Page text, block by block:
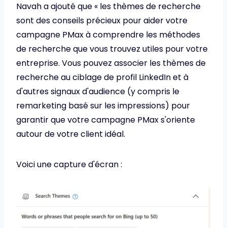
Navah a ajouté que « les thèmes de recherche
sont des conseils précieux pour aider votre
campagne PMax à comprendre les méthodes
de recherche que vous trouvez utiles pour votre
entreprise. Vous pouvez associer les thèmes de
recherche au ciblage de profil LinkedIn et à
d'autres signaux d'audience (y compris le
remarketing basé sur les impressions) pour
garantir que votre campagne PMax s'oriente
autour de votre client idéal.
Voici une capture d'écran :